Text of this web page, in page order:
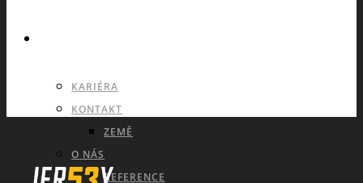
KARIÉRA
KONTAKT
ZEMĚ
O NÁS
REFERENCE